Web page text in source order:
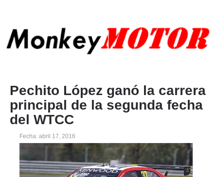
Pechito López ganó la carrera
principal de la segunda fecha
del WTCC
Fecha: abril 17, 2016